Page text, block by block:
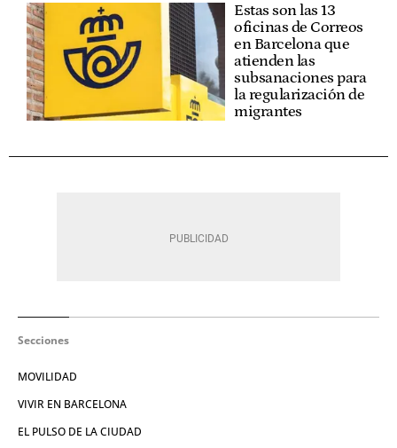
Estas son las 13
oficinas de Correos
en Barcelona que
atienden las
subsanaciones para
la regularización de
migrantes
Secciones
MOVILIDAD
VIVIR EN BARCELONA
EL PULSO DE LA CIUDAD